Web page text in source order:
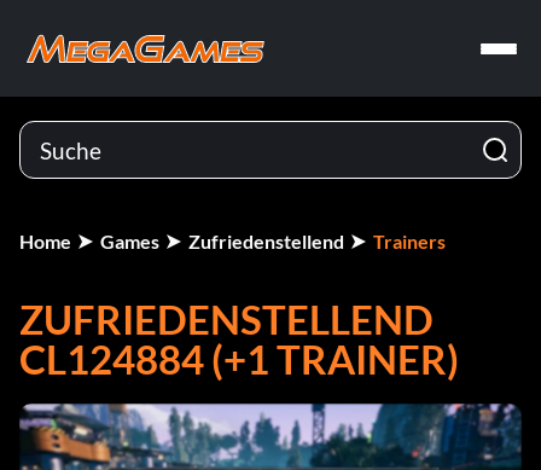
Home Games Zufriedenstellend Trainers
ZUFRIEDENSTELLEND
CL124884 (+1 TRAINER)